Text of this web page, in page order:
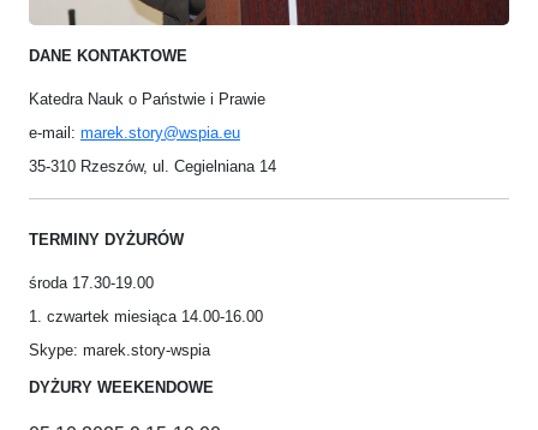
DANE KONTAKTOWE
Katedra Nauk o Państwie i Prawie
e-mail: marek.story@wspia.eu
35-310 Rzeszów, ul. Cegielniana 14
TERMINY DYŻURÓW
środa 17.30-19.00
1. czwartek miesiąca 14.00-16.00
Skype: marek.story-wspia
DYŻURY WEEKENDOWE